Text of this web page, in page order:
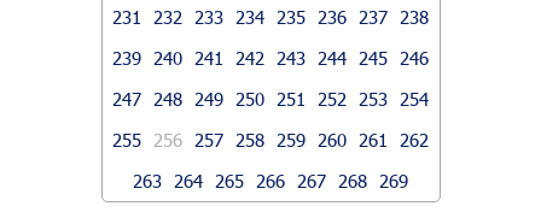
231
232 233 234 235 236 237
238
239
240 241 242 243 244 245
246
247
248 249 250 251 252 253
254
255
256 257 258 259 260 261
262
263
264 265 266 267 268 269